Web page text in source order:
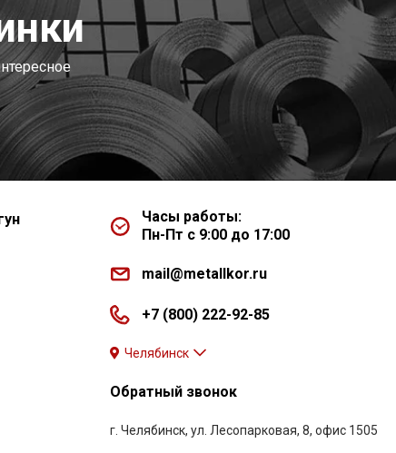
Часы работы:
Пн-Пт с 9:00 до 17:00
mail@metallkor.ru
+7 (800) 222-92-85
Челябинск
Обратный звонок
г. Челябинск, ул. Лесопарковая, 8, офис 1505